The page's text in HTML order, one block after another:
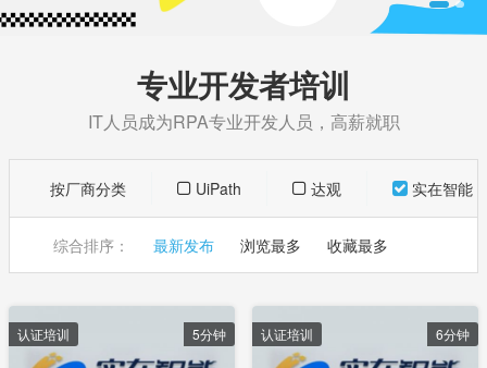
专业开发者培训
IT人员成为RPA专业开发人员，高薪就职
按厂商分类 UiPath 达观 实在智能
综合排序： 最新发布 浏览最多 收藏最多
认证培训 5分钟 认证培训 6分钟